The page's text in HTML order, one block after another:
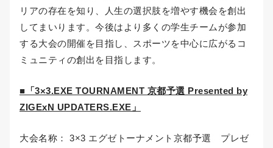
リアの存在を知り、人生の選択肢を増やす機会を創出
してまいります。今後はより多くの学生チームが参加
する大会の開催を目指し、スポーツを中心に広がるコ
ミュニティの創出を目指します。
■「3×3.EXE TOURNAMENT 京都予選 Presented by
ZIGExN UPDATERS.EXE」
大会名称： 3×3 エグゼトーナメント京都予選 プレゼ